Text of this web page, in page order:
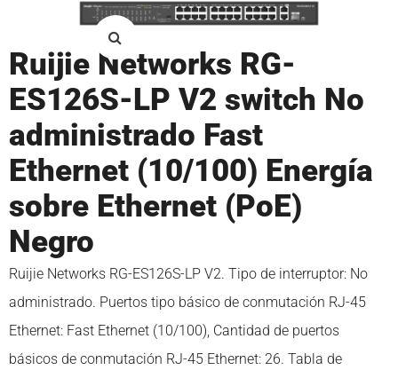
Ruijie Networks RG-
ES126S-LP V2 switch No
administrado Fast
Ethernet (10/100) Energía
sobre Ethernet (PoE)
Negro
Ruijie Networks RG-ES126S-LP V2. Tipo de interruptor: No
administrado. Puertos tipo básico de conmutación RJ-45
Ethernet: Fast Ethernet (10/100), Cantidad de puertos
básicos de conmutación RJ-45 Ethernet: 26. Tabla de